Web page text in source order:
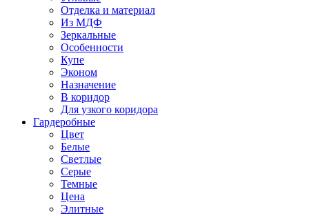
Отделка и материал
Из МДФ
Зеркальные
Особенности
Купе
Эконом
Назначение
В коридор
Для узкого коридора
Гардеробные
Цвет
Белые
Светлые
Серые
Темные
Цена
Элитные